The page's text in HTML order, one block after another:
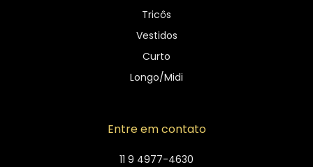
Tricôs
Vestidos
Curto
Longo/Midi
Entre em contato
11 9 4977-4630